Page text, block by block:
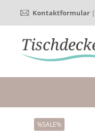
Kontaktformular|
%SALE%